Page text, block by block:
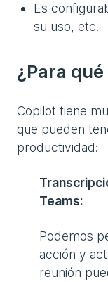
Es
su uso, etc.
¿Para
Copilot tiene
que pueden
productividad:
Teams:
Podemos
acción y
reunión